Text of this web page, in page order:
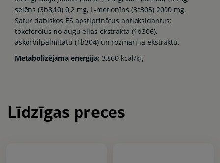
selēns (3b8,10) 0,2 mg, L-metionīns (3c305) 2000 mg.
Satur dabiskos ES apstiprinātus antioksidantus:
tokoferolus no augu eļļas ekstrakta (1b306),
askorbilpalmitātu (1b304) un rozmarīna ekstraktu.
Metabolizējama enerģija: 3,860 kcal/kg
Līdzīgas preces